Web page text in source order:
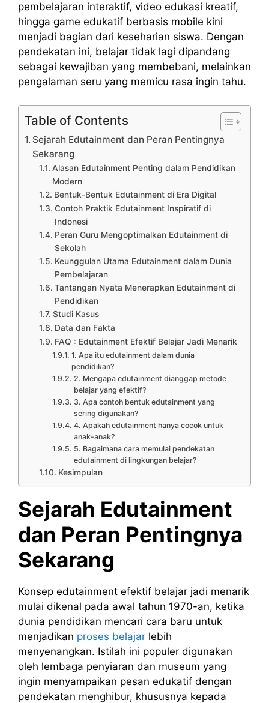
pembelajaran interaktif, video edukasi kreatif,
hingga game edukatif berbasis mobile kini
menjadi bagian dari keseharian siswa. Dengan
pendekatan ini, belajar tidak lagi dipandang
sebagai kewajiban yang membebani, melainkan
pengalaman seru yang memicu rasa ingin tahu.
Table of Contents
Sejarah Edutainment dan Peran Pentingnya
Sekarang
Alasan Edutainment Penting dalam Pendidikan
Modern
Bentuk-Bentuk Edutainment di Era Digital
Contoh Praktik Edutainment Inspiratif di
Indonesi
Peran Guru Mengoptimalkan Edutainment di
Sekolah
Keunggulan Utama Edutainment dalam Dunia
Pembelajaran
Tantangan Nyata Menerapkan Edutainment di
Pendidikan
Studi Kasus
Data dan Fakta
FAQ : Edutainment Efektif Belajar Jadi Menarik
1. Apa itu edutainment dalam dunia
pendidikan?
2. Mengapa edutainment dianggap metode
belajar yang efektif?
3. Apa contoh bentuk edutainment yang
sering digunakan?
4. Apakah edutainment hanya cocok untuk
anak-anak?
5. Bagaimana cara memulai pendekatan
edutainment di lingkungan belajar?
Kesimpulan
Sejarah Edutainment
dan Peran Pentingnya
Sekarang
Konsep edutainment efektif belajar jadi menarik
mulai dikenal pada awal tahun 1970-an, ketika
dunia pendidikan mencari cara baru untuk
menjadikan proses belajar lebih
menyenangkan. Istilah ini populer digunakan
oleh lembaga penyiaran dan museum yang
ingin menyampaikan pesan edukatif dengan
pendekatan menghibur, khususnya kepada